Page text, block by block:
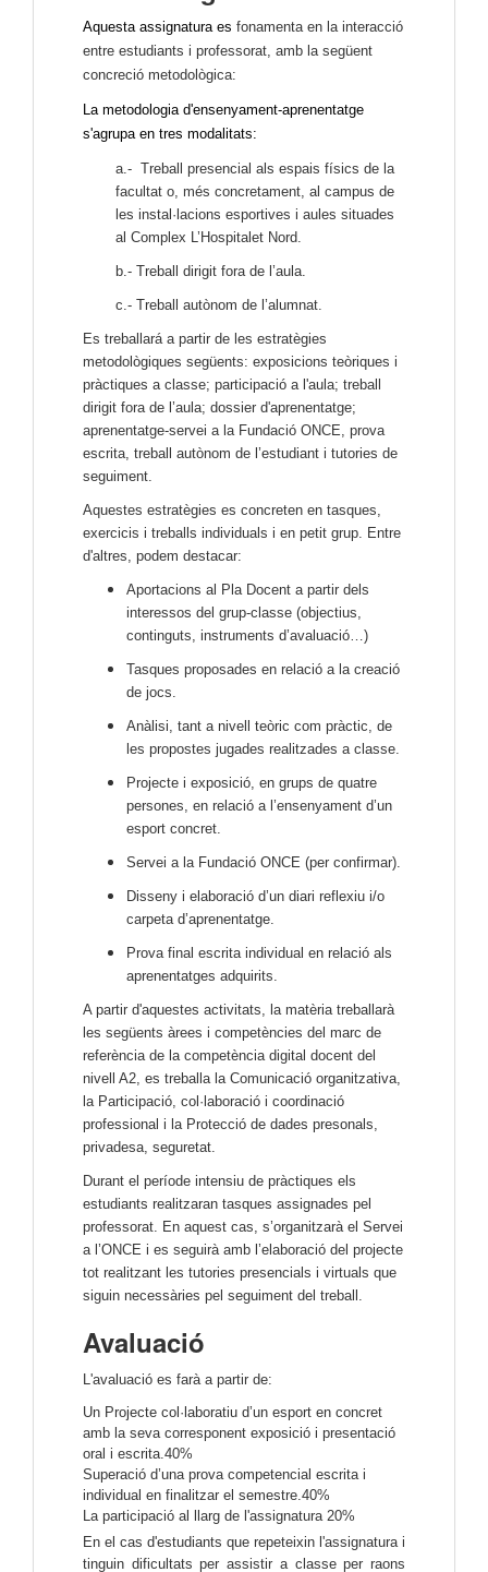
Aquesta assignatura es fonamenta en la interacció
entre estudiants i professorat, amb la següent
concreció metodològica:
La metodologia d'ensenyament-aprenentatge
s'agrupa en tres modalitats:
a.- Treball presencial als espais físics de la
facultat o, més concretament, al campus de
les instal·lacions esportives i aules situades
al Complex L’Hospitalet Nord.
b.- Treball dirigit fora de l’aula.
c.- Treball autònom de l’alumnat.
Es treballará a partir de les estratègies
metodològiques següents: exposicions teòriques i
pràctiques a classe; participació a l'aula; treball
dirigit fora de l’aula; dossier d'aprenentatge;
aprenentatge-servei a la Fundació ONCE, prova
escrita, treball autònom de l’estudiant i tutories de
seguiment.
Aquestes estratègies es concreten en tasques,
exercicis i treballs individuals i en petit grup. Entre
d'altres, podem destacar:
Aportacions al Pla Docent a partir dels
interessos del grup-classe (objectius,
continguts, instruments d’avaluació…)
Tasques proposades en relació a la creació
de jocs.
Anàlisi, tant a nivell teòric com pràctic, de
les propostes jugades realitzades a classe.
Projecte i exposició, en grups de quatre
persones, en relació a l’ensenyament d’un
esport concret.
Servei a la Fundació ONCE (per confirmar).
Disseny i elaboració d’un diari reflexiu i/o
carpeta d’aprenentatge.
Prova final escrita individual en relació als
aprenentatges adquirits.
A partir d'aquestes activitats, la matèria treballarà
les següents àrees i competències del marc de
referència de la competència digital docent del
nivell A2, es treballa la Comunicació organitzativa,
la Participació, col·laboració i coordinació
professional i la Protecció de dades presonals,
privadesa, seguretat.
Durant el període intensiu de pràctiques els
estudiants realitzaran tasques assignades pel
professorat. En aquest cas, s’organitzarà el Servei
a l’ONCE i es seguirà amb l’elaboració del projecte
tot realitzant les tutories presencials i virtuals que
siguin necessàries pel seguiment del treball.
Avaluació
L'avaluació es farà a partir de:
Un Projecte col·laboratiu d’un esport en concret
amb la seva corresponent exposició i presentació
oral i escrita.40%
Superació d’una prova competencial escrita i
individual en finalitzar el semestre.40%
La participació al llarg de l'assignatura 20%
En el cas d'estudiants que repeteixin l'assignatura i
tinguin dificultats per assistir a classe per raons